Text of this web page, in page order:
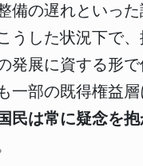
備の遅れといっ
うした状況下で
発展に資する形
一部の既得権益
民は常に疑念を